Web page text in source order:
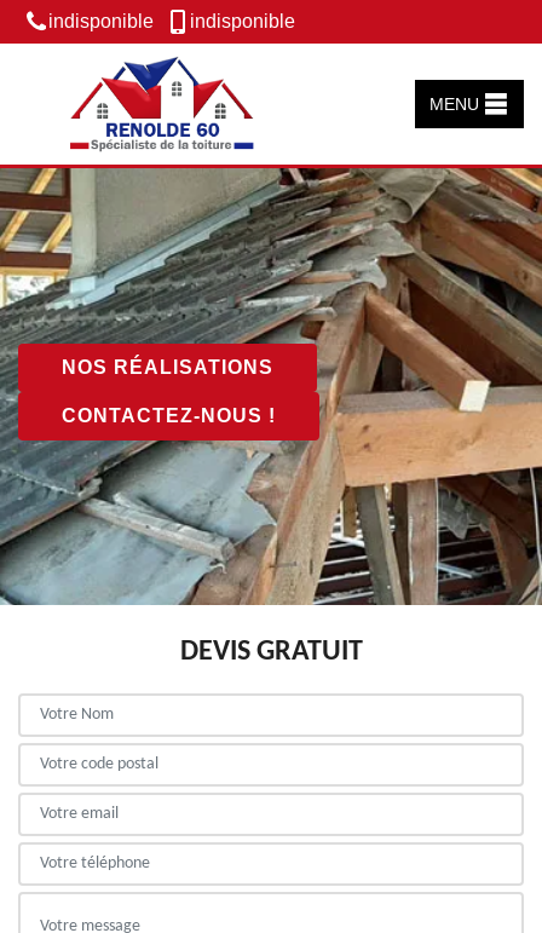
indisponible indisponible
MENU
NOS RÉALISATIONS
CONTACTEZ-NOUS !
DEVIS GRATUIT